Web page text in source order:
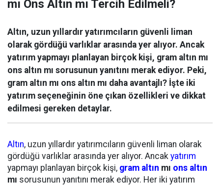
mı Ons Altın mı Tercih Edilmeli?
Altın, uzun yıllardır yatırımcıların güvenli liman
olarak gördüğü varlıklar arasında yer alıyor. Ancak
yatırım yapmayı planlayan birçok kişi, gram altın mı
ons altın mı sorusunun yanıtını merak ediyor. Peki,
gram altın mı ons altın mı daha avantajlı? İşte iki
yatırım seçeneğinin öne çıkan özellikleri ve dikkat
edilmesi gereken detaylar.
Altın, uzun yıllardır yatırımcıların güvenli liman olarak
gördüğü varlıklar arasında yer alıyor. Ancak yatırım
yapmayı planlayan birçok kişi, gram altın mı ons altın
mı sorusunun yanıtını merak ediyor. Her iki yatırım